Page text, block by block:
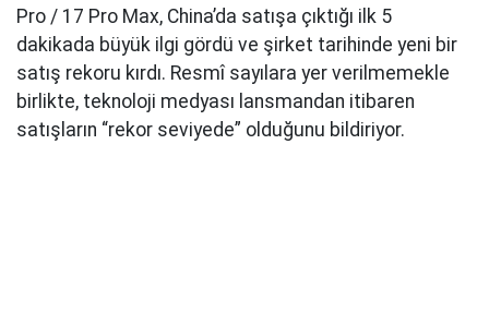
Pro / 17 Pro Max, China’da satışa çıktığı ilk 5
dakikada büyük ilgi gördü ve şirket tarihinde yeni bir
satış rekoru kırdı. Resmî sayılara yer verilmemekle
birlikte, teknoloji medyası lansmandan itibaren
satışların “rekor seviyede” olduğunu bildiriyor.